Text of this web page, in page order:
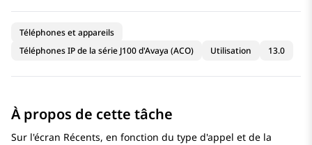
Téléphones et appareils
Téléphones IP de la série J100 d'Avaya (ACO)
Utilisation 13.0
À propos de cette tâche
Sur l'écran Récents, en fonction du type d'appel et de la